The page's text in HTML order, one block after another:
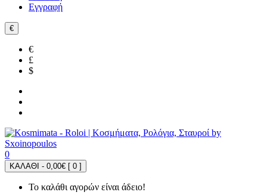
Εγγραφή
€
€
£
$
0
ΚΑΛΑΘΙ - 0,00€ [ 0 ]
Το καλάθι αγορών είναι άδειο!